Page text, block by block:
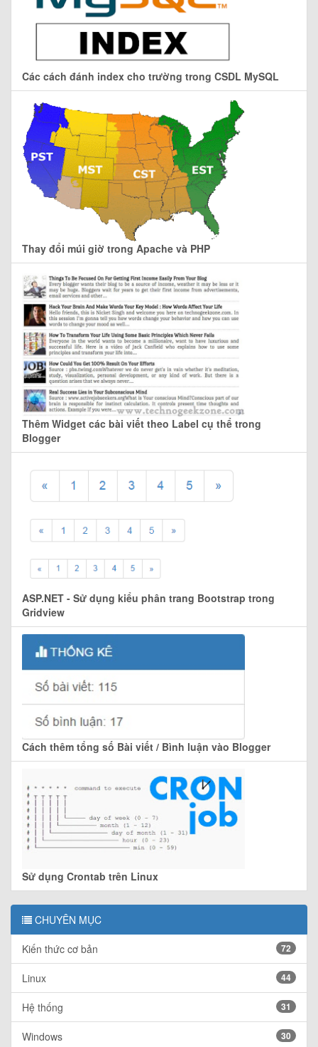
Các cách đánh index cho trường trong CSDL MySQL
Thay đổi múi giờ trong Apache và PHP
Thêm Widget các bài viết theo Label cụ thể trong
Blogger
ASP.NET - Sử dụng kiểu phân trang Bootstrap trong
Gridview
Cách thêm tổng số Bài viết / Bình luận vào Blogger
Sử dụng Crontab trên Linux
CHUYÊN MỤC
Kiến thức cơ bản 72
Linux 44
Hệ thống 31
Windows 30